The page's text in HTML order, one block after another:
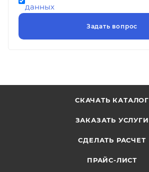
данных
СКАЧАТЬ КАТАЛОГ
ЗАКАЗАТЬ УСЛУГИ
СДЕЛАТЬ РАСЧЕТ
ПРАЙС-ЛИСТ